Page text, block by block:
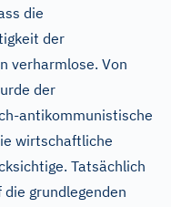
die
der
verharmlose. Von
der
antikommunistische
wirtschaftliche
Tatsächlich
grundlegenden